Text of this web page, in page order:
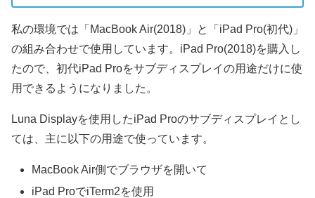
私の環境では「MacBook Air(2018)」と「iPad Pro(初代)」
の組み合わせで使用しています。iPad Pro(2018)を購入し
たので、初代iPad Proをサブディスプレイの用途だけに使
用できるようになりました。
Luna Displayを使用したiPad Proのサブディスプレイとし
ては、主に以下の用途で使っています。
MacBook Air側でブラウザを開いて
iPad ProでiTerm2を使用